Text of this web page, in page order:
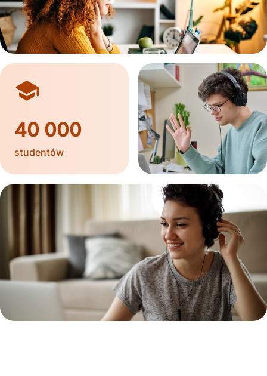
40 000
studentów